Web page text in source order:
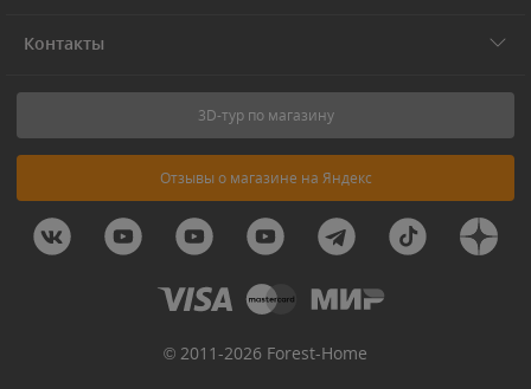
Контакты
3D-тур по магазину
Отзывы о магазине на Яндекс
© 2011-2026 Forest-Home